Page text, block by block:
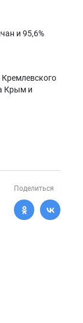
и 95,6%
Крым и
Поделиться